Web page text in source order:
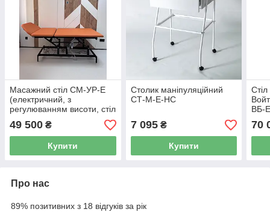
Масажний стіл СМ-УР-Е
(електричний, з
регулюванням висоти, стіл
фізіотерапії)
49 500 ₴
Купити
Столик маніпуляційний
СТ-М-Е-НС
7 095₴
Купити
Стіл
ВБ-
70
Про нас
89% позитивних з 18 відгуків за рік